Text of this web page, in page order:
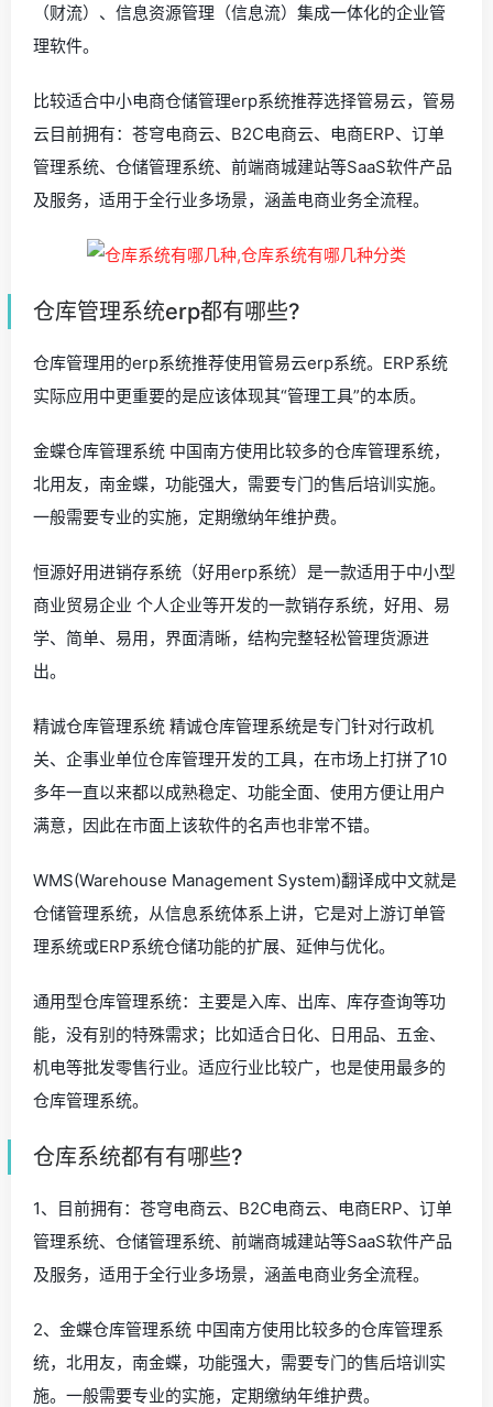
（财流）、信息资源管理（信息流）集成一体化的企业管
理软件。
比较适合中小电商仓储管理erp系统推荐选择管易云，管易
云目前拥有：苍穹电商云、B2C电商云、电商ERP、订单
管理系统、仓储管理系统、前端商城建站等SaaS软件产品
及服务，适用于全行业多场景，涵盖电商业务全流程。
仓库管理系统erp都有哪些?
仓库管理用的erp系统推荐使用管易云erp系统。ERP系统
实际应用中更重要的是应该体现其“管理工具”的本质。
金蝶仓库管理系统 中国南方使用比较多的仓库管理系统，
北用友，南金蝶，功能强大，需要专门的售后培训实施。
一般需要专业的实施，定期缴纳年维护费。
恒源好用进销存系统（好用erp系统）是一款适用于中小型
商业贸易企业 个人企业等开发的一款销存系统，好用、易
学、简单、易用，界面清晰，结构完整轻松管理货源进
出。
精诚仓库管理系统 精诚仓库管理系统是专门针对行政机
关、企事业单位仓库管理开发的工具，在市场上打拼了10
多年一直以来都以成熟稳定、功能全面、使用方便让用户
满意，因此在市面上该软件的名声也非常不错。
WMS(Warehouse Management System)翻译成中文就是
仓储管理系统，从信息系统体系上讲，它是对上游订单管
理系统或ERP系统仓储功能的扩展、延伸与优化。
通用型仓库管理系统：主要是入库、出库、库存查询等功
能，没有别的特殊需求；比如适合日化、日用品、五金、
机电等批发零售行业。适应行业比较广，也是使用最多的
仓库管理系统。
仓库系统都有有哪些?
1、目前拥有：苍穹电商云、B2C电商云、电商ERP、订单
管理系统、仓储管理系统、前端商城建站等SaaS软件产品
及服务，适用于全行业多场景，涵盖电商业务全流程。
2、金蝶仓库管理系统 中国南方使用比较多的仓库管理系
统，北用友，南金蝶，功能强大，需要专门的售后培训实
施。一般需要专业的实施，定期缴纳年维护费。